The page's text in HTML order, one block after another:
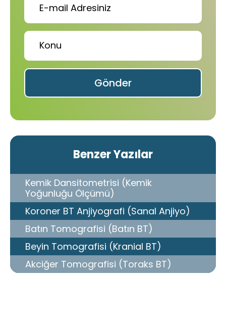
Gönder
Benzer Yazılar
Kemik Dansitometrisi (Kemik
Yoğunluğu Ölçümü)
Koroner BT Anjiyografi (Sanal Anjiyo)
Batın Tomografisi (Batın BT)
Beyin Tomografisi (Kranial BT)
Akciğer Tomografisi (Toraks BT)